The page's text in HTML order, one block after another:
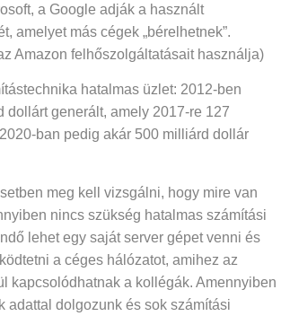
a Google adják a használt
amelyet más cégek „bérelhetnek”.
Amazon felhőszolgáltatásait használja)
hatalmas üzlet: 2012-ben
dollárt generált, amely 2017-re 127
ban pedig akár 500 milliárd dollár
meg kell vizsgálni, hogy mire van
nincs szükség hatalmas számítási
lehet egy saját server gépet venni és
a céges hálózatot, amihez az
kapcsolódhatnak a kollégák. Amennyiben
adattal dolgozunk és sok számítási